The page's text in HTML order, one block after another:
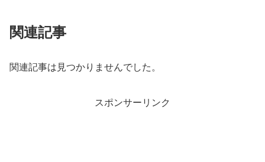
関連記事
関連記事は見つかりませんでした。
スポンサーリンク